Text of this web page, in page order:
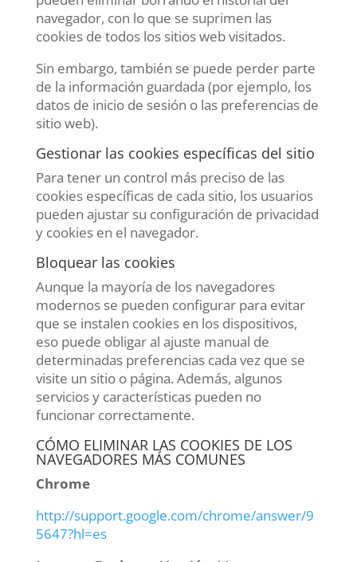
navegador, con lo que se suprimen las
cookies de todos los sitios web visitados.
Sin embargo, también se puede perder parte
de la información guardada (por ejemplo, los
datos de inicio de sesión o las preferencias de
sitio web).
Gestionar las cookies específicas del sitio
Para tener un control más preciso de las
cookies específicas de cada sitio, los usuarios
pueden ajustar su configuración de privacidad
y cookies en el navegador.
Bloquear las cookies
Aunque la mayoría de los navegadores
modernos se pueden configurar para evitar
que se instalen cookies en los dispositivos,
eso puede obligar al ajuste manual de
determinadas preferencias cada vez que se
visite un sitio o página. Además, algunos
servicios y características pueden no
funcionar correctamente.
CÓMO ELIMINAR LAS COOKIES DE LOS
NAVEGADORES MÁS COMUNES
Chrome
http://support.google.com/chrome/answer/9
5647?hl=es